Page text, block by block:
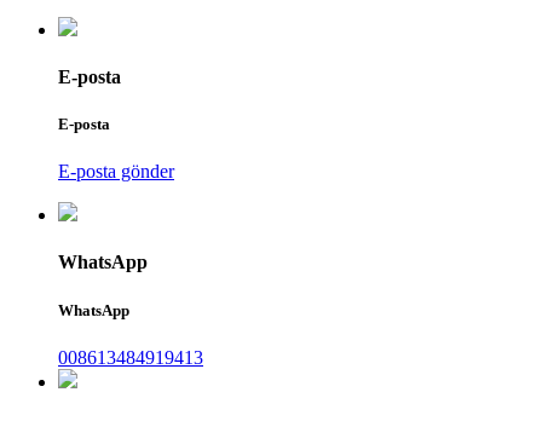
E-posta
E-posta
E-posta gönder
WhatsApp
WhatsApp
008613484919413